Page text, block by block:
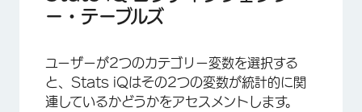
ー・テーブルズ
ユーザーが2つのカテゴリー変数を選択する
と、Stats iQはその2つの変数が統計的に関
連しているかどうかをアセスメントします。